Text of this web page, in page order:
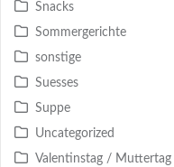
Snacks
Sommergerichte
sonstige
Suesses
Suppe
Uncategorized
Valentinstag / Muttertag